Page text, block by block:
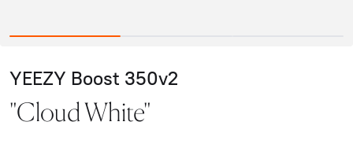
YEEZY Boost 350v2
"Cloud White"